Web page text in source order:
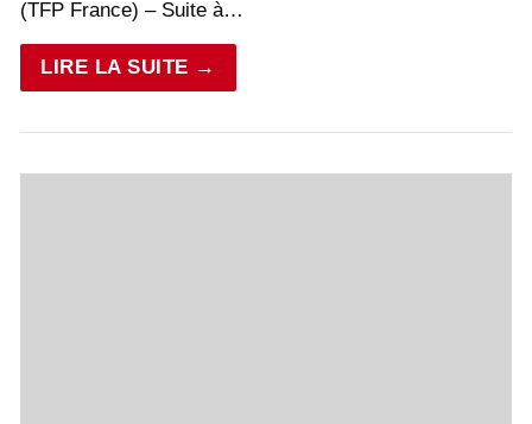
(TFP France) – Suite à…
LIRE LA SUITE →